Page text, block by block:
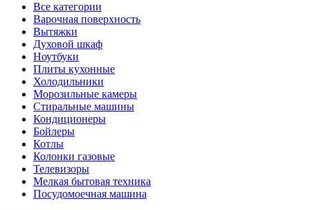
Все категории
Варочная поверхность
Вытяжки
Духовой шкаф
Ноутбуки
Плиты кухонные
Холодильники
Морозильные камеры
Стиральные машины
Кондиционеры
Бойлеры
Котлы
Колонки газовые
Телевизоры
Мелкая бытовая техника
Посудомоечная машина